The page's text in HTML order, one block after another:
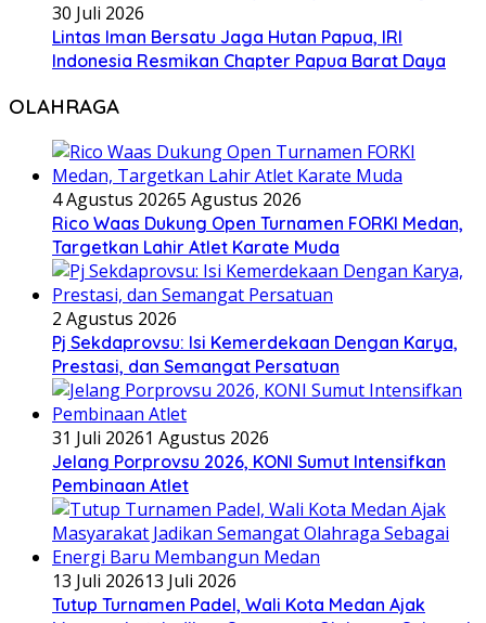
30 Juli 2026
Lintas Iman Bersatu Jaga Hutan Papua, IRI
Indonesia Resmikan Chapter Papua Barat Daya
OLAHRAGA
4 Agustus 20265 Agustus 2026
Rico Waas Dukung Open Turnamen FORKI Medan,
Targetkan Lahir Atlet Karate Muda
2 Agustus 2026
Pj Sekdaprovsu: Isi Kemerdekaan Dengan Karya,
Prestasi, dan Semangat Persatuan
31 Juli 20261 Agustus 2026
Jelang Porprovsu 2026, KONI Sumut Intensifkan
Pembinaan Atlet
13 Juli 202613 Juli 2026
Tutup Turnamen Padel, Wali Kota Medan Ajak